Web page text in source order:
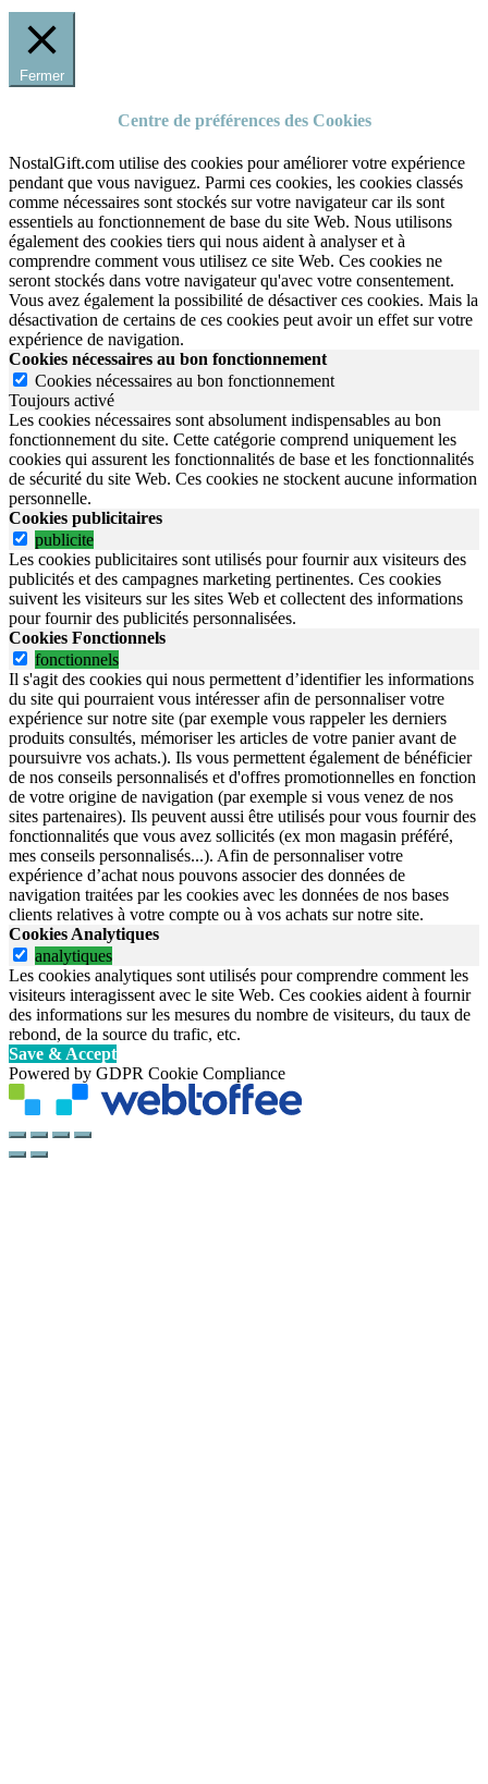
Fermer
Centre de préférences des Cookies
NostalGift.com utilise des cookies pour améliorer votre expérience
pendant que vous naviguez. Parmi ces cookies, les cookies classés
comme nécessaires sont stockés sur votre navigateur car ils sont
essentiels au fonctionnement de base du site Web. Nous utilisons
également des cookies tiers qui nous aident à analyser et à
comprendre comment vous utilisez ce site Web. Ces cookies ne
seront stockés dans votre navigateur qu'avec votre consentement.
Vous avez également la possibilité de désactiver ces cookies. Mais la
désactivation de certains de ces cookies peut avoir un effet sur votre
expérience de navigation.
Cookies nécessaires au bon fonctionnement
Cookies nécessaires au bon fonctionnement
Toujours activé
Les cookies nécessaires sont absolument indispensables au bon
fonctionnement du site. Cette catégorie comprend uniquement les
cookies qui assurent les fonctionnalités de base et les fonctionnalités
de sécurité du site Web. Ces cookies ne stockent aucune information
personnelle.
Cookies publicitaires
publicite
Les cookies publicitaires sont utilisés pour fournir aux visiteurs des
publicités et des campagnes marketing pertinentes. Ces cookies
suivent les visiteurs sur les sites Web et collectent des informations
pour fournir des publicités personnalisées.
Cookies Fonctionnels
fonctionnels
Il s'agit des cookies qui nous permettent d’identifier les informations
du site qui pourraient vous intéresser afin de personnaliser votre
expérience sur notre site (par exemple vous rappeler les derniers
produits consultés, mémoriser les articles de votre panier avant de
poursuivre vos achats.). Ils vous permettent également de bénéficier
de nos conseils personnalisés et d'offres promotionnelles en fonction
de votre origine de navigation (par exemple si vous venez de nos
sites partenaires). Ils peuvent aussi être utilisés pour vous fournir des
fonctionnalités que vous avez sollicités (ex mon magasin préféré,
mes conseils personnalisés...). Afin de personnaliser votre
expérience d’achat nous pouvons associer des données de
navigation traitées par les cookies avec les données de nos bases
clients relatives à votre compte ou à vos achats sur notre site.
Cookies Analytiques
analytiques
Les cookies analytiques sont utilisés pour comprendre comment les
visiteurs interagissent avec le site Web. Ces cookies aident à fournir
des informations sur les mesures du nombre de visiteurs, du taux de
rebond, de la source du trafic, etc.
Save & Accept
Powered by GDPR Cookie Compliance